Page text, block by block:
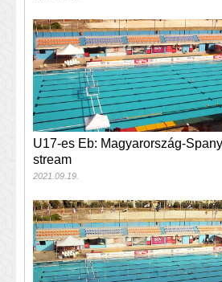
U17-es Eb: Magyarország-
stream
2021.09.19.